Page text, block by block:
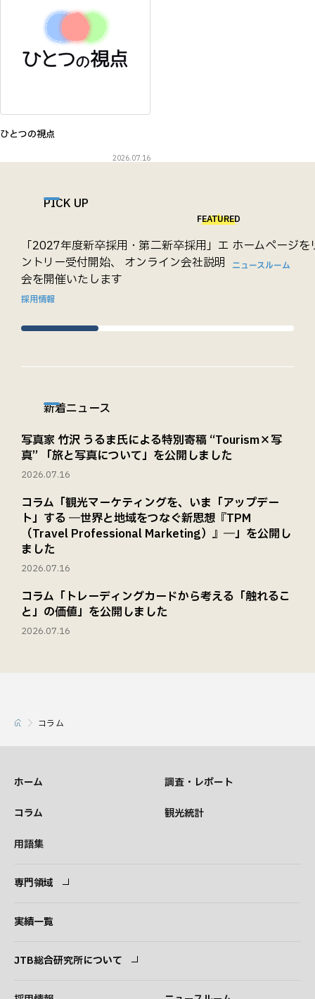
ひとつの視点
2026.07.16
PICK UP
FEATURED
「2027年度新卒採用・第二新卒採用」エ
ントリー受付開始、 オンライン会社説明
会を開催いたします
採用情報
ホームページ
ニュースルーム
新着ニュース
写真家 竹沢 うるま氏による特別寄稿 “Tourism×写
真” 「旅と写真について」を公開しました
2026.07.16
コラム「観光マーケティングを、いま「アップデー
ト」する ―世界と地域をつなぐ新思想『TPM
（Travel Professional Marketing）』―」を公開し
ました
2026.07.16
コラム「トレーディングカードから考える「触れるこ
と」の価値」を公開しました
2026.07.16
コラム
ホーム 調査・レポート
コラム 観光統計
用語集
専門領域
実績一覧
JTB総合研究所について